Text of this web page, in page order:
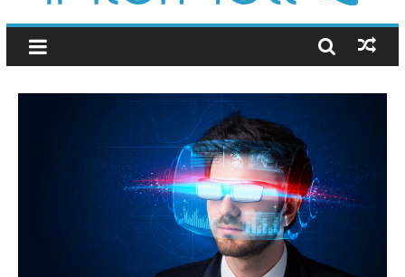
İnternetto.Net
|
İnternet
Blogu